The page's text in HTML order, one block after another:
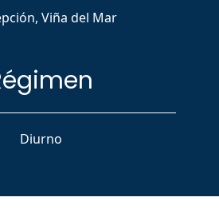
Viña del Mar
Diurno